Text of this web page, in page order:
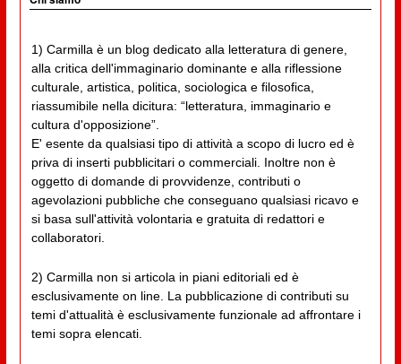
1) Carmilla è un blog dedicato alla letteratura di genere,
alla critica dell'immaginario dominante e alla riflessione
culturale, artistica, politica, sociologica e filosofica,
riassumibile nella dicitura: “letteratura, immaginario e
cultura d'opposizione”.
E' esente da qualsiasi tipo di attività a scopo di lucro ed è
priva di inserti pubblicitari o commerciali. Inoltre non è
oggetto di domande di provvidenze, contributi o
agevolazioni pubbliche che conseguano qualsiasi ricavo e
si basa sull'attività volontaria e gratuita di redattori e
collaboratori.
2) Carmilla non si articola in piani editoriali ed è
esclusivamente on line. La pubblicazione di contributi su
temi d'attualità è esclusivamente funzionale ad affrontare i
temi sopra elencati.